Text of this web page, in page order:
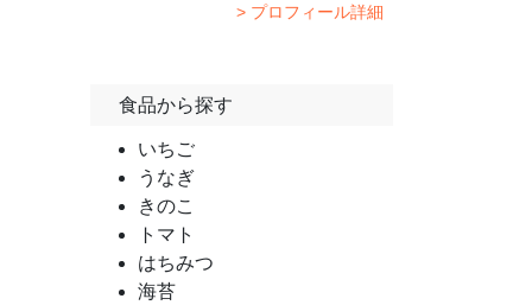
> プロフィール詳細
食品から探す
いちご
うなぎ
きのこ
トマト
はちみつ
海苔